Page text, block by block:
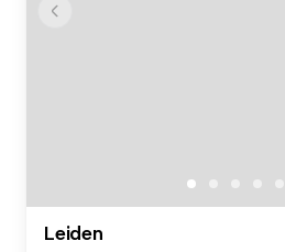
Leiden